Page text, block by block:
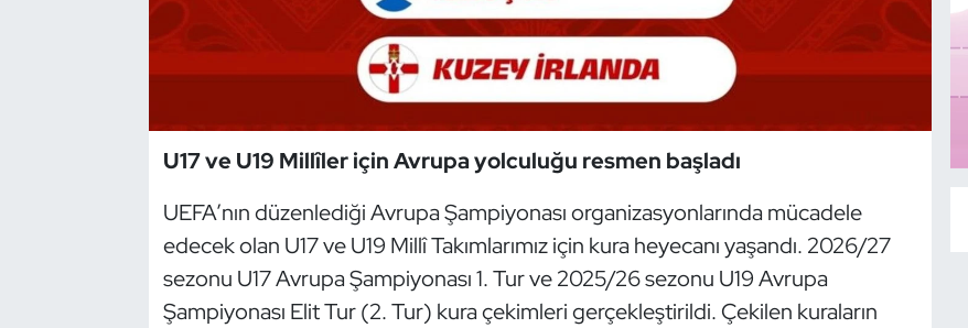
U17 ve U19 Millîler için Avrupa yolculuğu resmen başladı
UEFA’nın düzenlediği Avrupa Şampiyonası organizasyonlarında mücadele
edecek olan U17 ve U19 Millî Takımlarımız için kura heyecanı yaşandı. 2026/27
sezonu U17 Avrupa Şampiyonası 1. Tur ve 2025/26 sezonu U19 Avrupa
Şampiyonası Elit Tur (2. Tur) kura çekimleri gerçekleştirildi. Çekilen kuraların
Dans Sporları
Dövüş Sanatı